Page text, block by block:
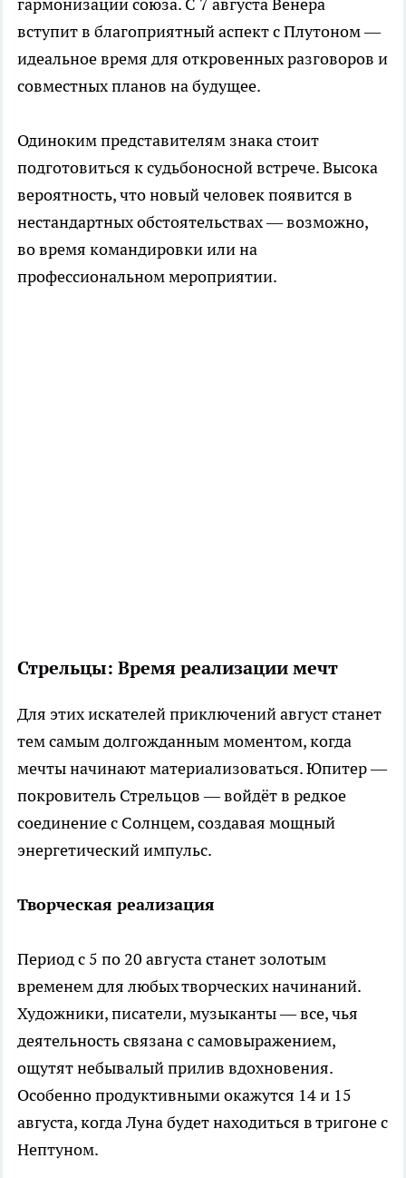
вступит в благоприятный аспект с Плутоном —
идеальное время для откровенных разговоров и
совместных планов на будущее.
Одиноким представителям знака стоит
подготовиться к судьбоносной встрече. Высока
вероятность, что новый человек появится в
нестандартных обстоятельствах — возможно,
во время командировки или на
профессиональном мероприятии.
Стрельцы: Время реализации мечт
Для этих искателей приключений август станет
тем самым долгожданным моментом, когда
мечты начинают материализоваться. Юпитер —
покровитель Стрельцов — войдёт в редкое
соединение с Солнцем, создавая мощный
энергетический импульс.
Творческая реализация
Период с 5 по 20 августа станет золотым
временем для любых творческих начинаний.
Художники, писатели, музыканты — все, чья
деятельность связана с самовыражением,
ощутят небывалый прилив вдохновения.
Особенно продуктивными окажутся 14 и 15
августа, когда Луна будет находиться в тригоне с
Нептуном.